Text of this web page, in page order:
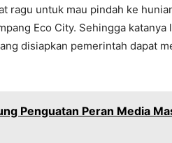
ragu untuk mau pindah ke
Eco City. Sehingga katanya
disiapkan pemerintah dapat
Penguatan Peran Media